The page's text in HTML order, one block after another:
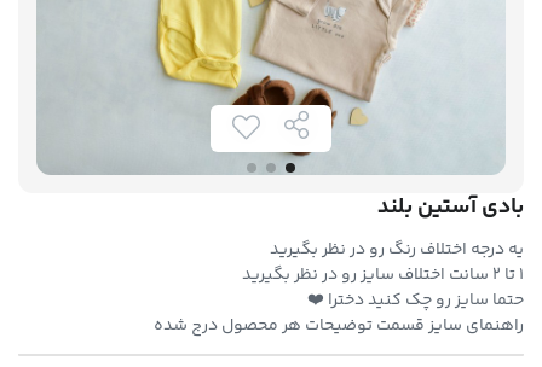
بادی آستین بلند
یه درجه اختلاف رنگ رو در نظر بگیرید
۱ تا ۲ سانت اختلاف سایز رو در نظر بگیرید
حتما سایز رو چک کنید دخترا ❤️
راهنمای سایز قسمت توضیحات هر محصول درج شده